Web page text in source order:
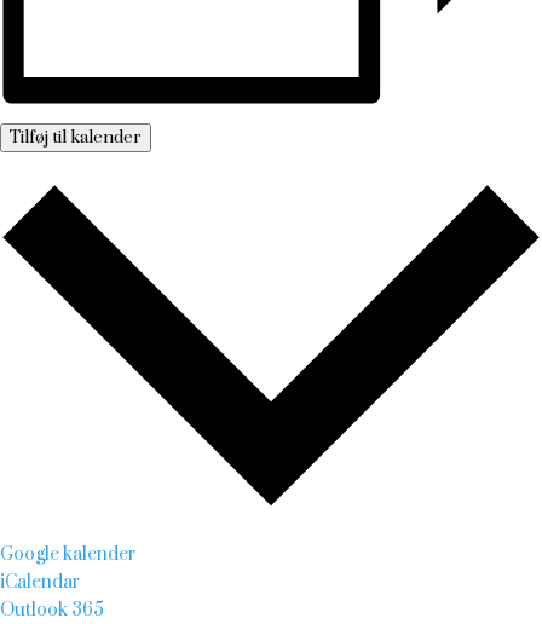
Tilføj til kalender
Google kalender
iCalendar
Outlook 365